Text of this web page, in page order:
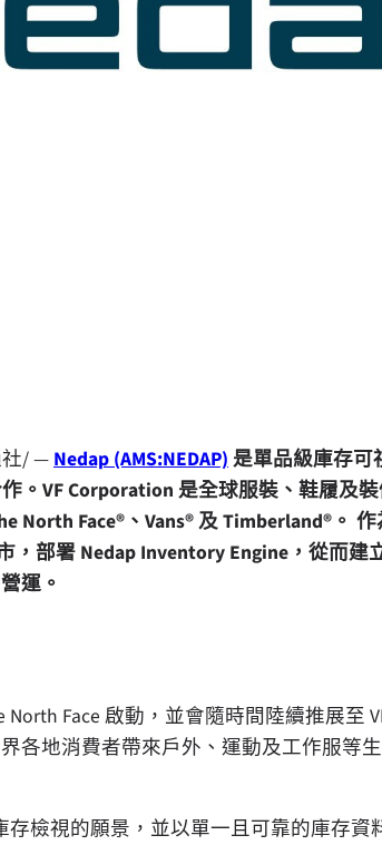
/ — Nedap (AMS:NEDAP) 是單品級庫存可
。VF Corporation 是全球服裝、鞋履及
North Face®、Vans® 及 Timberland®。
，部署 Nedap Inventory Engine，從而
運。
Face 啟動，並會隨時間陸續推展至
各地消費者帶來戶外、運動及工作服等
存檢視的願景，並以單一且可靠的庫存